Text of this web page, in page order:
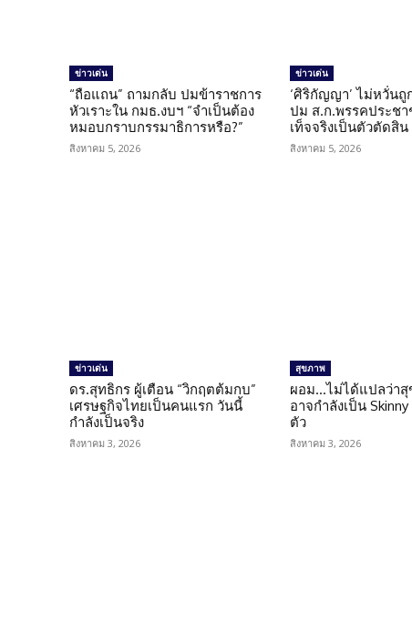
ข่าวเด่น
“ถือแถน” ถามกลับ ปมข้าราชการ
หัวเราะใน กมธ.งบฯ “จำเป็นต้อง
หมอบกราบกรรมาธิการหรือ?”
สิงหาคม 5, 2026
ข่าวเด่น
‘ศิริกัญญา’ ไม่หวั่นถู
ปม ส.ก.พรรคประช
เท็จจริงเป็นตัวตัดสิน
สิงหาคม 5, 2026
ข่าวเด่น
ดร.สุทธิกร ผู้เตือน “วิกฤตต้มกบ”
เศรษฐกิจไทยเป็นคนแรก วันนี้
กำลังเป็นจริง
สิงหาคม 3, 2026
สุขภาพ
ผอม…ไม่ได้แปลว่า
อาจกำลังเป็น
ตัว
สิงหาคม 3, 2026